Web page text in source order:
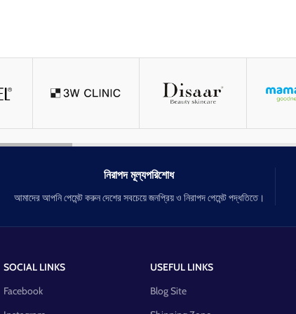
নিরাপদ মূল্যপরিশোধ
আমাদের আপনি পেমেন্ট করুন দেশের সবচেয়ে জনপ্রিয় ও নিরাপদ পেমেন্ট পদ্ধতিতে।
SOCIAL LINKS
Facebook
USEFUL LINKS
Blog Site